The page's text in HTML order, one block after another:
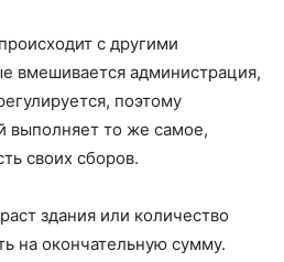
с другими
вмешивается администрация,
поэтому
выполняет то же самое,
своих сборов.
здания или количество
на окончательную сумму.